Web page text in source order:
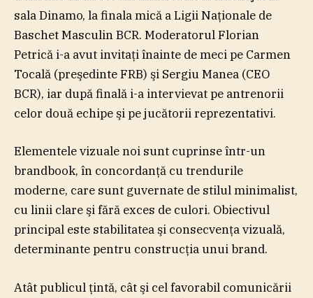
sala Dinamo, la finala mică a Ligii Naţionale de
Baschet Masculin BCR. Moderatorul Florian
Petrică i-a avut invitaţi înainte de meci pe Carmen
Tocală (preşedinte FRB) şi Sergiu Manea (CEO
BCR), iar după finală i-a intervievat pe antrenorii
celor două echipe şi pe jucătorii reprezentativi.
Elementele vizuale noi sunt cuprinse într-un
brandbook, în concordanţă cu trendurile
moderne, care sunt guvernate de stilul minimalist,
cu linii clare şi fără exces de culori. Obiectivul
principal este stabilitatea şi consecvenţa vizuală,
determinante pentru construcţia unui brand.
Atât publicul ţintă, cât şi cel favorabil comunicării